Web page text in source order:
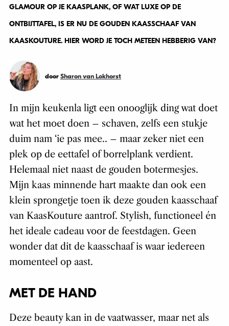
GLAMOUR OP JE KAASPLANK, OF WAT LUXE OP DE
ONTBIJTTAFEL, IS ER NU DE GOUDEN KAASSCHAAF VAN
KAASKOUTURE. HIER WORD JE TOCH METEEN HEBBERIG VAN?
door Sharon van Lokhorst
In mijn keukenla ligt een onooglijk ding wat doet
wat het moet doen – schaven, zelfs een stukje
duim nam ‘ie pas mee.. – maar zeker niet een
plek op de eettafel of borrelplank verdient.
Helemaal niet naast de gouden botermesjes.
Mijn kaas minnende hart maakte dan ook een
klein sprongetje toen ik deze gouden kaasschaaf
van KaasKouture aantrof. Stylish, functioneel én
het ideale cadeau voor de feestdagen. Geen
wonder dat dit de kaasschaaf is waar iedereen
momenteel op aast.
MET DE HAND
Deze beauty kan in de vaatwasser, maar net als